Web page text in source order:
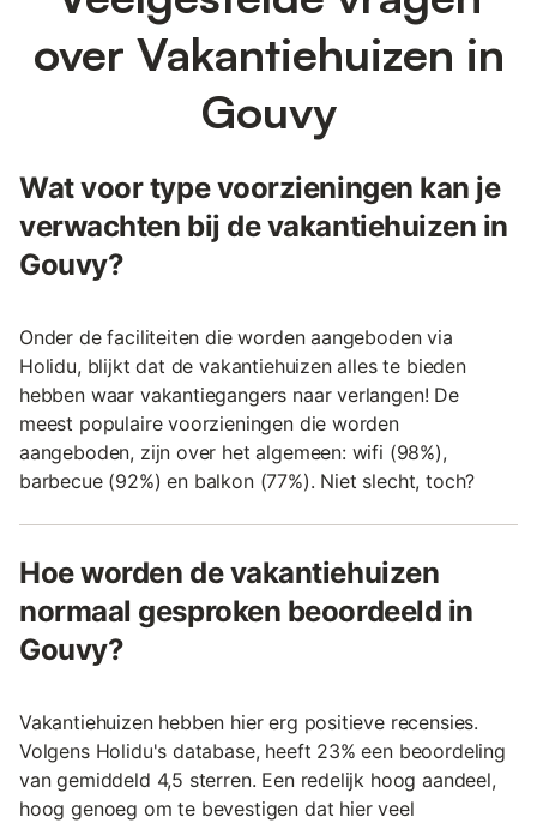
over Vakantiehuizen in
Gouvy
Wat voor type voorzieningen kan je
verwachten bij de vakantiehuizen in
Gouvy?
Onder de faciliteiten die worden aangeboden via
Holidu, blijkt dat de vakantiehuizen alles te bieden
hebben waar vakantiegangers naar verlangen! De
meest populaire voorzieningen die worden
aangeboden, zijn over het algemeen: wifi (98%),
barbecue (92%) en balkon (77%). Niet slecht, toch?
Hoe worden de vakantiehuizen
normaal gesproken beoordeeld in
Gouvy?
Vakantiehuizen hebben hier erg positieve recensies.
Volgens Holidu's database, heeft 23% een beoordeling
van gemiddeld 4,5 sterren. Een redelijk hoog aandeel,
hoog genoeg om te bevestigen dat hier veel